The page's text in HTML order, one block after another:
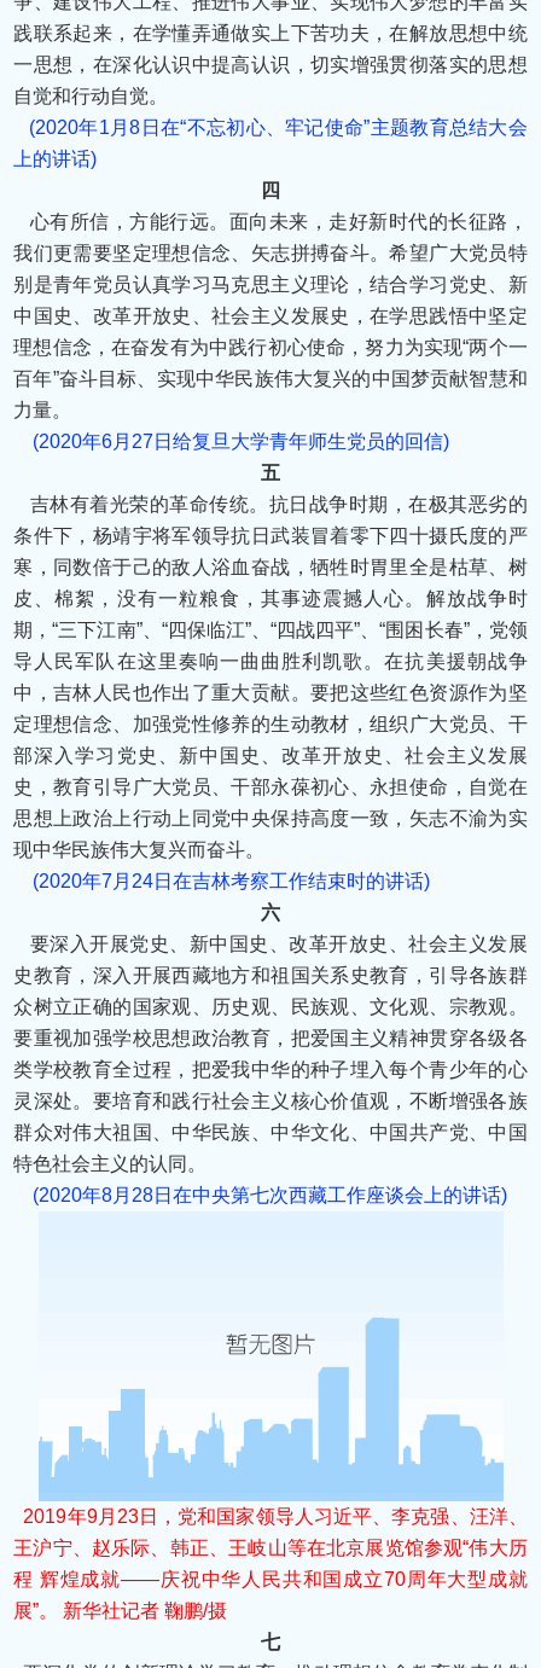
践联系起来，在学懂弄通做实上下苦功夫，在解放思想中统
一思想，在深化认识中提高认识，切实增强贯彻落实的思想
自觉和行动自觉。
(2020年1月8日在“不忘初心、牢记使命”主题教育总结大会
上的讲话)
四
心有所信，方能行远。面向未来，走好新时代的长征路，
我们更需要坚定理想信念、矢志拼搏奋斗。希望广大党员特
别是青年党员认真学习马克思主义理论，结合学习党史、新
中国史、改革开放史、社会主义发展史，在学思践悟中坚定
理想信念，在奋发有为中践行初心使命，努力为实现“两个一
百年”奋斗目标、实现中华民族伟大复兴的中国梦贡献智慧和
力量。
(2020年6月27日给复旦大学青年师生党员的回信)
五
吉林有着光荣的革命传统。抗日战争时期，在极其恶劣的
条件下，杨靖宇将军领导抗日武装冒着零下四十摄氏度的严
寒，同数倍于己的敌人浴血奋战，牺牲时胃里全是枯草、树
皮、棉絮，没有一粒粮食，其事迹震撼人心。解放战争时
期，“三下江南”、“四保临江”、“四战四平”、“围困长春”，党领
导人民军队在这里奏响一曲曲胜利凯歌。在抗美援朝战争
中，吉林人民也作出了重大贡献。要把这些红色资源作为坚
定理想信念、加强党性修养的生动教材，组织广大党员、干
部深入学习党史、新中国史、改革开放史、社会主义发展
史，教育引导广大党员、干部永葆初心、永担使命，自觉在
思想上政治上行动上同党中央保持高度一致，矢志不渝为实
现中华民族伟大复兴而奋斗。
(2020年7月24日在吉林考察工作结束时的讲话)
六
要深入开展党史、新中国史、改革开放史、社会主义发展
史教育，深入开展西藏地方和祖国关系史教育，引导各族群
众树立正确的国家观、历史观、民族观、文化观、宗教观。
要重视加强学校思想政治教育，把爱国主义精神贯穿各级各
类学校教育全过程，把爱我中华的种子埋入每个青少年的心
灵深处。要培育和践行社会主义核心价值观，不断增强各族
群众对伟大祖国、中华民族、中华文化、中国共产党、中国
特色社会主义的认同。
(2020年8月28日在中央第七次西藏工作座谈会上的讲话)
2019年9月23日，党和国家领导人习近平、李克强、汪洋、
王沪宁、赵乐际、韩正、王岐山等在北京展览馆参观“伟大历
程 辉煌成就——庆祝中华人民共和国成立70周年大型成就
展”。 新华社记者 鞠鹏/摄
七